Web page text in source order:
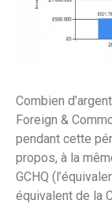
Combien
Foreign &
pendant cette
propos, à la
GCHQ
équivalent de la